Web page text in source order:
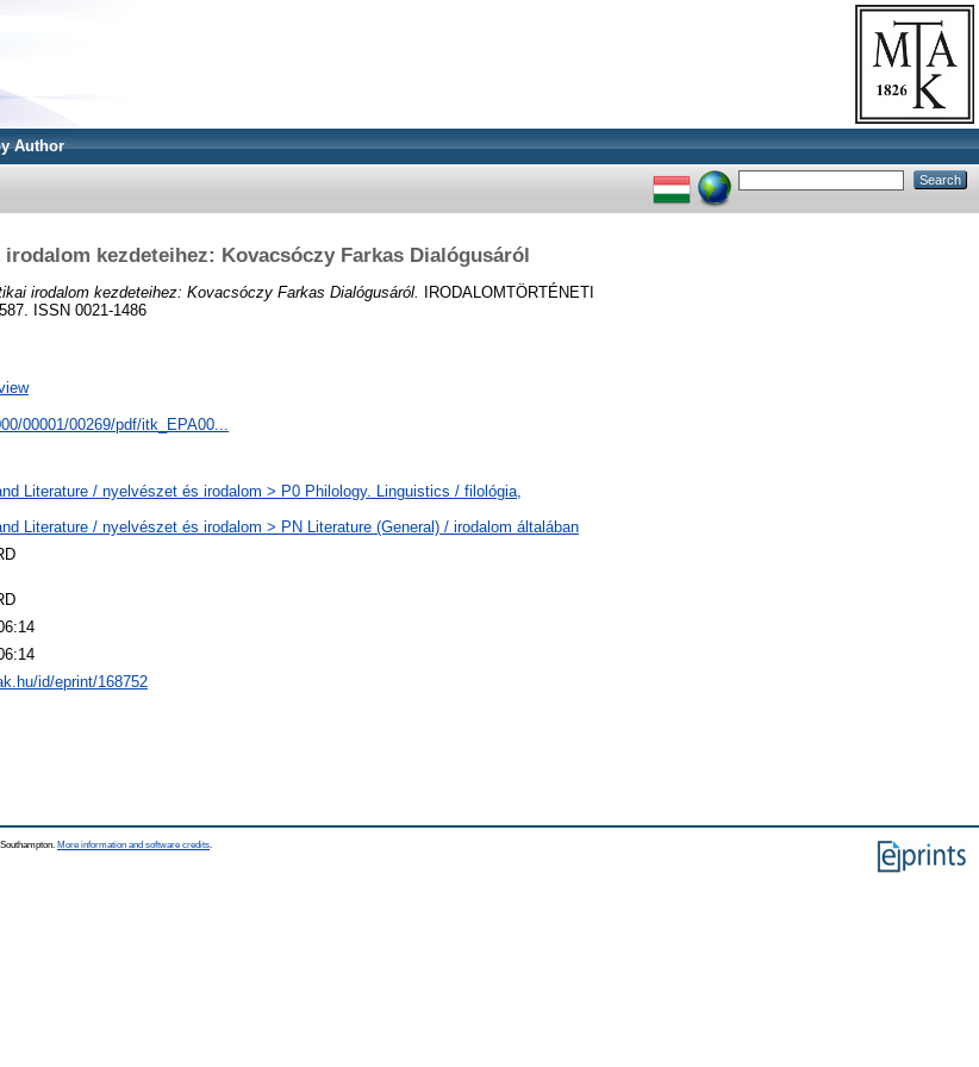
Author
kezdeteihez: Kovacsóczy Farkas Dialógusáról
irodalom kezdeteihez: Kovacsóczy Farkas Dialógusáról. IRODALOMTÖRTÉNETI
ISSN 0021-1486
00001/00269/pdf/itk_EPA00...
Literature / nyelvészet és irodalom > P0 Philology. Linguistics / filológia,
Literature / nyelvészet és irodalom > PN Literature (General) / irodalom általában
id/eprint/168752
More information and software credits